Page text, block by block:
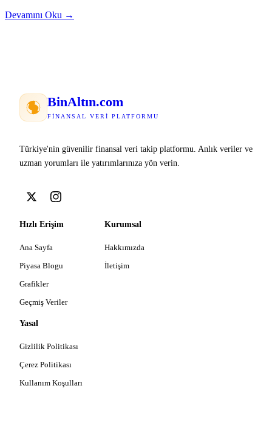
Devamını Oku →
BinAltın.com
FINANSAL VERI PLATFORMU
Türkiye'nin güvenilir finansal veri takip platformu. Anlık veriler ve
uzman yorumları ile yatırımlarınıza yön verin.
Hızlı Erişim
Ana Sayfa
Piyasa Blogu
Grafikler
Geçmiş Veriler
Kurumsal
Hakkımızda
İletişim
Yasal
Gizlilik Politikası
Çerez Politikası
Kullanım Koşulları